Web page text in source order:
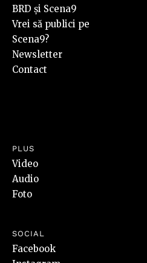
BRD și Scena9
Vrei să publici pe
Scena9?
Newsletter
Contact
PLUS
Video
Audio
Foto
SOCIAL
Facebook